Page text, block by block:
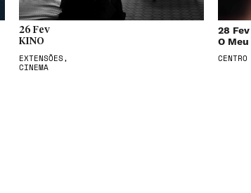
26 Fev
KINO
EXTENSÕES,
CINEMA
28 Fev
O